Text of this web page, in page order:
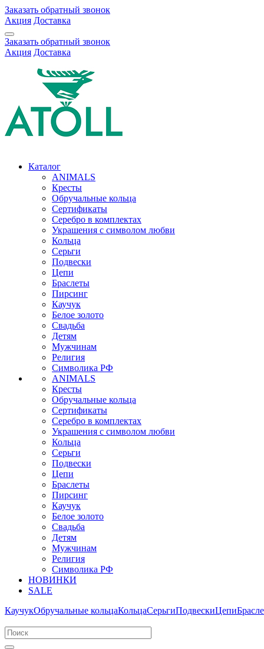
Заказать обратный звонок
Акция Доставка
Заказать обратный звонок
Акция Доставка
Каталог
ANIMALS
Кресты
Обручальные кольца
Сертификаты
Серебро в комплектах
Украшения с символом любви
Кольца
Серьги
Подвески
Цепи
Браслеты
Пирсинг
Каучук
Белое золото
Свадьба
Детям
Мужчинам
Религия
Символика РФ
ANIMALS
Кресты
Обручальные кольца
Сертификаты
Серебро в комплектах
Украшения с символом любви
Кольца
Серьги
Подвески
Цепи
Браслеты
Пирсинг
Каучук
Белое золото
Свадьба
Детям
Мужчинам
Религия
Символика РФ
НОВИНКИ
SALE
КаучукОбручальные кольцаКольцаСерьгиПодвескиЦепи